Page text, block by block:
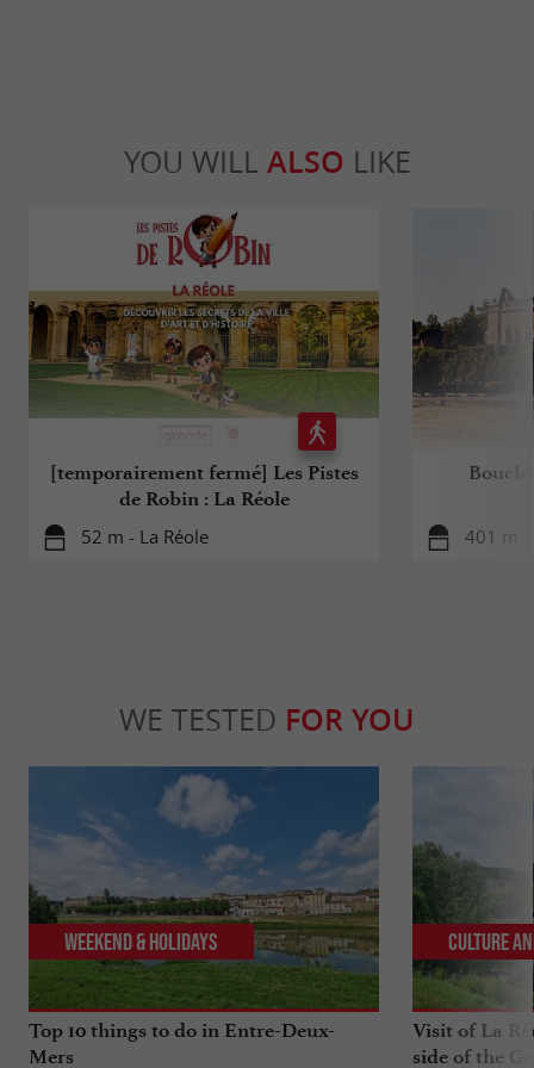
YOU WILL ALSO LIKE
[temporairement fermé] Les Pistes
de Robin : La Réole
52 m - La Réole
Boucle
401 m -
WE TESTED FOR YOU
Top 10 things to do in Entre-Deux-
Mers
Weekend & Holidays
Visit of La
side of the
Culture